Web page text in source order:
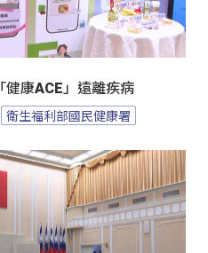
健康ACE」遠離疾病
衛生福利部國民健康署